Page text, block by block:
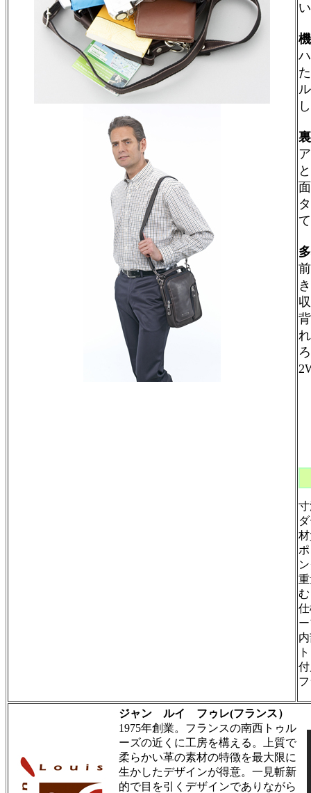
ジャン ルイ フゥレ(フランス）
1975年創業。フランスの南西トゥル
ーズの近くに工房を構える。上質で
柔らかい革の素材の特徴を最大限に
生かしたデザインが得意。一見斬新
的で目を引くデザインでありながら